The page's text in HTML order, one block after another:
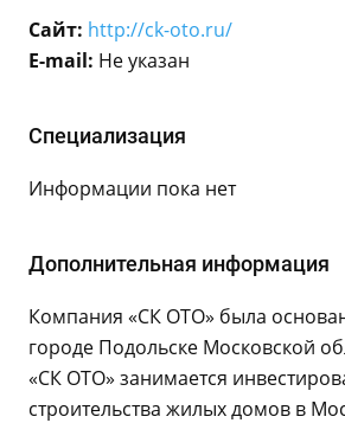
Сайт: http://ck-oto.ru/
E-mail: Не указан
Специализация
Информации пока нет
Дополнительная информация
Компания «СК ОТО» была
городе Подольске Московской
«СК ОТО» занимается
строительства жилых домов в